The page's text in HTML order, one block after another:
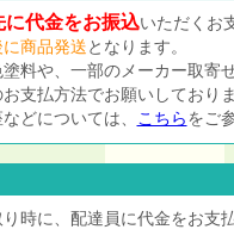
に代金をお振込いただくお
商品発送となります。
料や、一部のメーカー取寄
お支払方法でお願いしておりま
どについては、 こちら をご
時に、配達員に代金をお支